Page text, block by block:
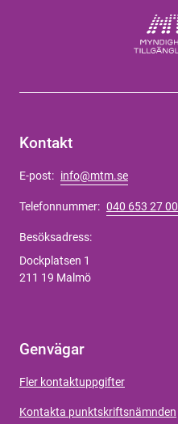
Kontakt
E-post: info@mtm.se
Telefonnummer: 040 653 27 00
Besöksadress:
Dockplatsen 1
211 19 Malmö
Genvägar
Fler kontaktuppgifter
Kontakta punktskriftsnämnden